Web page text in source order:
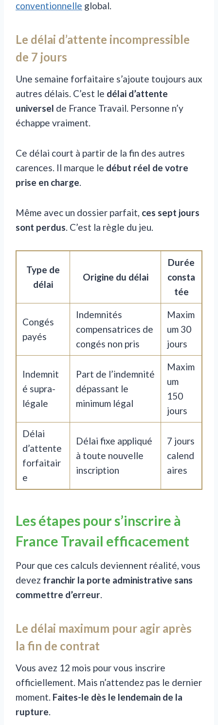
conventionnelle global.
Le délai d’attente incompressible
de 7 jours
Une semaine forfaitaire s’ajoute toujours aux
autres délais. C’est le délai d’attente
universel de France Travail. Personne n’y
échappe vraiment.
Ce délai court à partir de la fin des autres
carences. Il marque le début réel de votre
prise en charge.
Même avec un dossier parfait, ces sept jours
sont perdus. C’est la règle du jeu.
Type de
délai
Origine du délai
Durée
consta
tée
Congés
payés
Indemnités
compensatrices de
congés non pris
Maxim
um 30
jours
Indemnit
é supra-
légale
Part de l’indemnité
dépassant le
minimum légal
Maxim
um
150
jours
Délai
d’attente
forfaitair
e
Délai fixe appliqué
à toute nouvelle
inscription
7 jours
calend
aires
Les étapes pour s’inscrire à
France Travail efficacement
Pour que ces calculs deviennent réalité, vous
devez franchir la porte administrative sans
commettre d’erreur.
Le délai maximum pour agir après
la fin de contrat
Vous avez 12 mois pour vous inscrire
officiellement. Mais n’attendez pas le dernier
moment. Faites-le dès le lendemain de la
rupture.